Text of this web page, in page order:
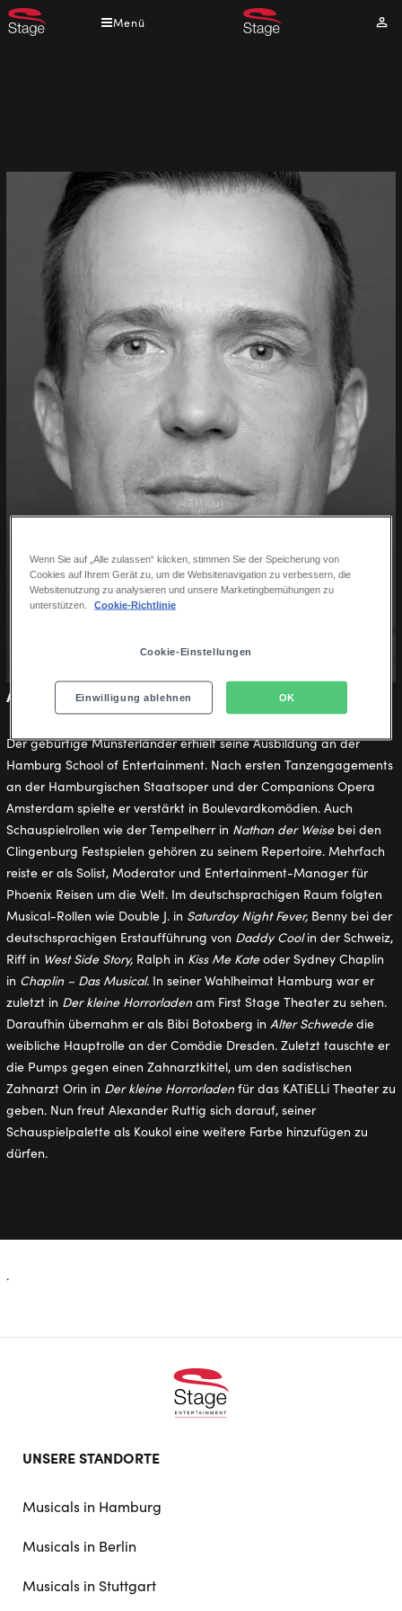
Direkt
zum
Menü
Alexander Ruttig
Der gebürtige Münsterländer erhielt seine Ausbildung an der
Hamburg School of Entertainment. Nach ersten Tanzengagements
an der Hamburgischen Staatsoper und der Companions Opera
Amsterdam spielte er verstärkt in Boulevardkomödien. Auch
Schauspielrollen wie der Tempelherr in Nathan der Weisebei den
Clingenburg Festspielen gehören zu seinem Repertoire. Mehrfach
reiste er als Solist, Moderator und Entertainment-Manager für
Phoenix Reisen um die Welt. Im deutschsprachigen Raum folgten
Musical-Rollen wie Double J. in Saturday Night Fever, Benny bei der
deutschsprachigen Erstaufführung von Daddy Coolin der Schweiz,
Riff in West Side Story, Ralph in Kiss Me Kateoder Sydney Chaplin
in Chaplin – Das Musical. In seiner Wahlheimat Hamburg war er
zuletzt in Der kleine Horrorladen am First Stage Theater zu sehen.
Daraufhin übernahm er als Bibi Botoxberg in Alter Schwededie
weibliche Hauptrolle an der Comödie Dresden. Zuletzt tauschte er
die Pumps gegen einen Zahnarztkittel, um den sadistischen
Zahnarzt Orin in Der kleine Horrorladen für das KATiELLi Theater zu
geben. Nun freut Alexander Ruttig sich darauf, seiner
Schauspielpalette als Koukol eine weitere Farbe hinzufügen zu
dürfen.
.
doormat
UNSERE STANDORTE
Musicals in Hamburg
Musicals in Berlin
Musicals in Stuttgart
Wenn Sie auf „Alle zulassen“ klicken, stimmen Sie der Speicherung von
Cookies auf Ihrem Gerät zu, um die Websitenavigation zu verbessern, die
Websitenutzung zu analysieren und unsere Marketingbemühungen zu
unterstützen.
Cookie-Richtlinie
Cookie-Einstellungen
Einwilligung ablehnen OK